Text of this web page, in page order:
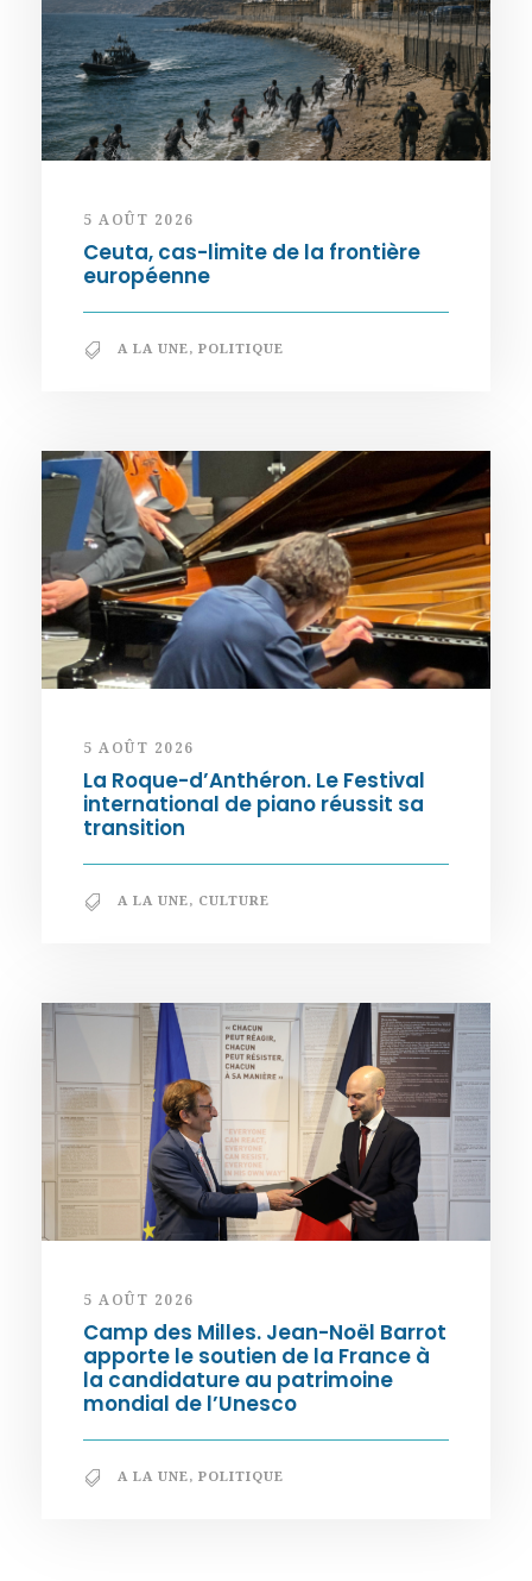
5 AOÛT 2026
Ceuta, cas-limite de la frontière
européenne
A LA UNE, POLITIQUE
5 AOÛT 2026
La Roque-d’Anthéron. Le Festival
international de piano réussit sa
transition
A LA UNE, CULTURE
5 AOÛT 2026
Camp des Milles. Jean-Noël Barrot
apporte le soutien de la France à
la candidature au patrimoine
mondial de l’Unesco
A LA UNE, POLITIQUE